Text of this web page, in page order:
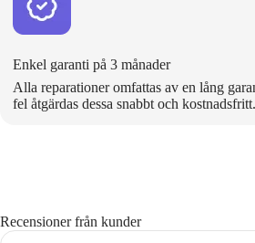
Enkel garanti på 3 månader
Alla reparationer omfattas av en lång
fel åtgärdas dessa snabbt och kostnadsfritt.
Recensioner från kunder